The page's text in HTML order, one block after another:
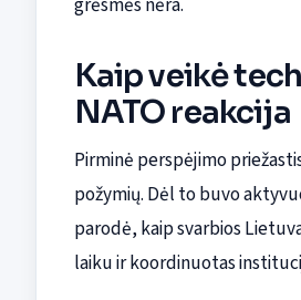
Kaip veikė
NATO reakcija
Pirminė perspėjimo
požymių. Dėl to buvo
parodė, kaip svarbios
laiku ir koordinuotas